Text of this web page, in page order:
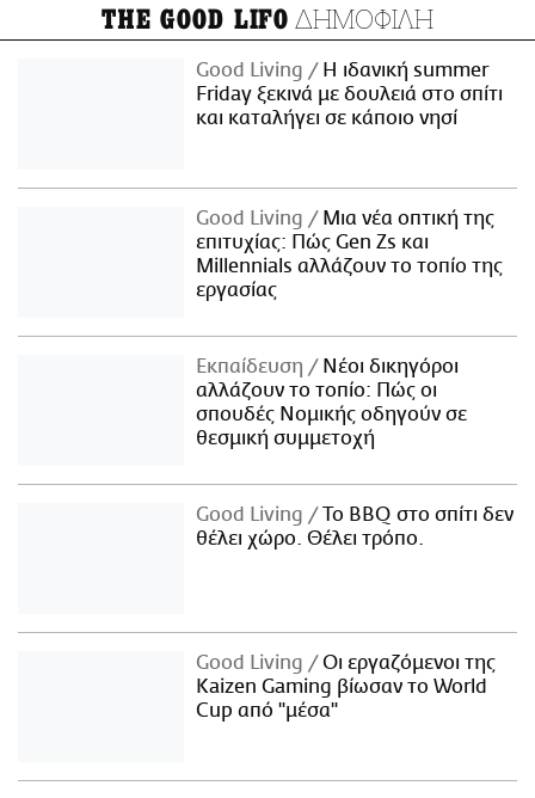
THE GOOD LIFO ΔΗΜΟΦΙΛΗ
Good Living
Η ιδανική summer
Friday ξεκινά με δουλειά στο σπίτι
και καταλήγει σε κάποιο νησί
Good Living
Μια νέα οπτική της
επιτυχίας: Πώς Gen Zs και
Millennials αλλάζουν το τοπίο της
εργασίας
Εκπαίδευση
Νέοι δικηγόροι
αλλάζουν το τοπίο: Πώς οι
σπουδές Νομικής οδηγούν σε
θεσμική συμμετοχή
Good Living
Το BBQ στο σπίτι δεν
θέλει χώρο. Θέλει τρόπο.
Good Living
Οι εργαζόμενοι της
Kaizen Gaming βίωσαν το World
Cup από "μέσα"